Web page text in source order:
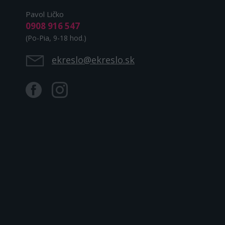
Pavol Ličko
0908 916 547
(Po-Pia, 9-18 hod.)
ekreslo@ekreslo.sk